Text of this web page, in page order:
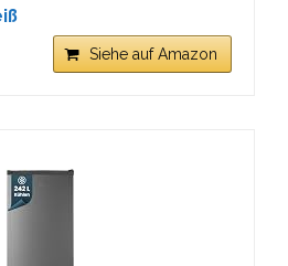
Siehe auf Amazon